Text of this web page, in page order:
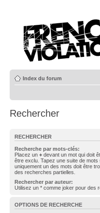
Index du forum
Rechercher
RECHERCHER
Recherche par mots-clés:
Placez un + devant un mot qui doit
être exclu. Tapez une suite de mots
uniquement un des mots doit être
des recherches partielles.
Rechercher par auteur:
Utilisez un * comme joker pour des
OPTIONS DE RECHERCHE